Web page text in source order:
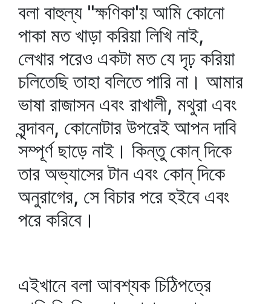
বলা বাহুল্য "ক্ষণিকা'য় আমি কোনো
পাকা মত খাড়া করিয়া লিখি নাই,
লেখার পরেও একটা মত যে দৃঢ় করিয়া
চলিতেছি তাহা বলিতে পারি না। আমার
ভাষা রাজাসন এবং রাখালী, মথুরা এবং
বৃন্দাবন, কোনোটার উপরেই আপন দাবি
সম্পূর্ণ ছাড়ে নাই। কিন্তু কোন্‌ দিকে
তার অভ্যাসের টান এবং কোন্‌ দিকে
অনুরাগের, সে বিচার পরে হইবে এবং
পরে করিবে।
এইখানে বলা আবশ্যক চিঠিপত্রে